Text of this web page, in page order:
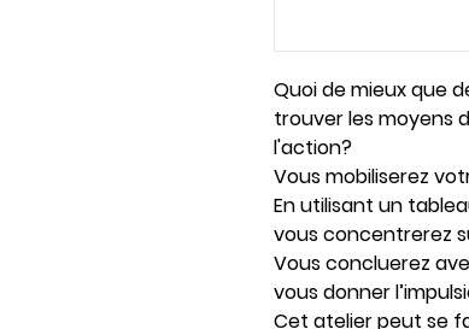
Quoi de mieux que
trouver les moyens
l'action?
Vous mobiliserez
En utilisant un
vous concentrerez
Vous concluerez
vous donner
Cet atelier peut se